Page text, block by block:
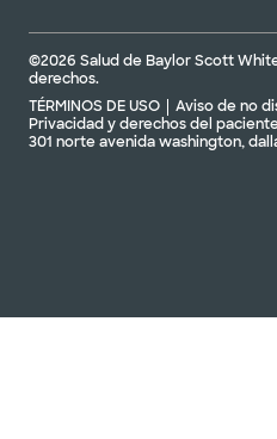
©2026 Salud de Baylor Scott
derechos.
TÉRMINOS DE USO
Aviso de no
Privacidad y derechos del
301 norte avenida washington,